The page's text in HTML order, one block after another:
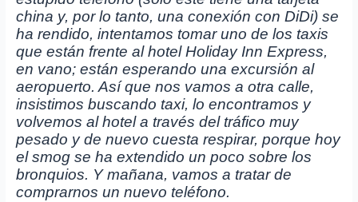
china y, por lo tanto, una conexión con DiDi) se
ha rendido, intentamos tomar uno de los taxis
que están frente al hotel Holiday Inn Express,
en vano; están esperando una excursión al
aeropuerto. Así que nos vamos a otra calle,
insistimos buscando taxi, lo encontramos y
volvemos al hotel a través del tráfico muy
pesado y de nuevo cuesta respirar, porque hoy
el smog se ha extendido un poco sobre los
bronquios. Y mañana, vamos a tratar de
comprarnos un nuevo teléfono.